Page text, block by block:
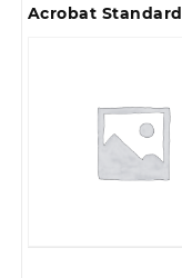
Acrobat Standard